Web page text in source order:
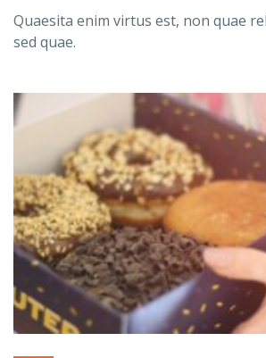
Quaesita enim virtus est, non quae
sed quae.